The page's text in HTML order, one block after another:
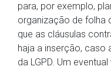
para, por exemplo,
organização de folha
que as cláusulas
haja a inserção, caso
da LGPD. Um